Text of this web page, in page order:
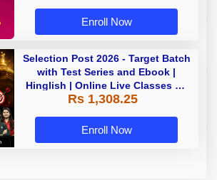
Enroll Now
Selection Post 2026 - Target Batch
with Test Series and Ebook |
Hinglish | Online Live Classes By
Adda247
Rs 1,308.25
Enroll Now